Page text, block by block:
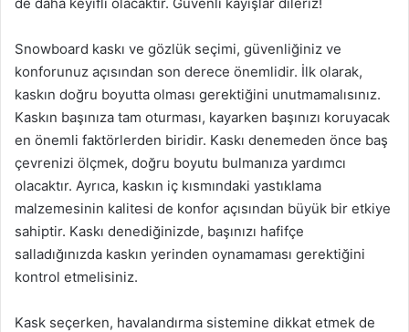
Snowboard kaskı ve gözlük seçimi, güvenliğiniz ve
konforunuz açısından son derece önemlidir. İlk olarak,
kaskın doğru boyutta olması gerektiğini unutmamalısınız.
Kaskın başınıza tam oturması, kayarken başınızı koruyacak
en önemli faktörlerden biridir. Kaskı denemeden önce baş
çevrenizi ölçmek, doğru boyutu bulmanıza yardımcı
olacaktır. Ayrıca, kaskın iç kısmındaki yastıklama
malzemesinin kalitesi de konfor açısından büyük bir etkiye
sahiptir. Kaskı denediğinizde, başınızı hafifçe
salladığınızda kaskın yerinden oynamaması gerektiğini
kontrol etmelisiniz.
Kask seçerken, havalandırma sistemine dikkat etmek de